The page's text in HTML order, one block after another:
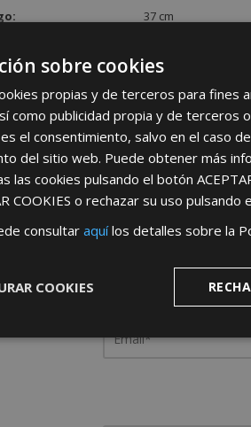
37 cm
Desde
Rellene este
sobre cookies
propias y de terceros para fines
como publicidad propia y de terceros
el consentimiento, salvo en el caso
del sitio web. Puede obtener más
las cookies pulsando el botón
COOKIES o rechazar su uso pulsando
consultaraquílos detalles sobre la
COOKIES